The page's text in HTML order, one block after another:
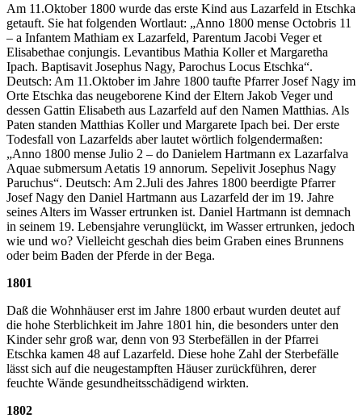
Am 11.Oktober 1800 wurde das erste Kind aus Lazarfeld in Etschka
getauft. Sie hat folgenden Wortlaut: „Anno 1800 mense Octobris 11
– a Infantem Mathiam ex Lazarfeld, Parentum Jacobi Veger et
Elisabethae conjungis. Levantibus Mathia Koller et Margaretha
Ipach. Baptisavit Josephus Nagy, Parochus Locus Etschka“.
Deutsch: Am 11.Oktober im Jahre 1800 taufte Pfarrer Josef Nagy im
Orte Etschka das neugeborene Kind der Eltern Jakob Veger und
dessen Gattin Elisabeth aus Lazarfeld auf den Namen Matthias. Als
Paten standen Matthias Koller und Margarete Ipach bei. Der erste
Todesfall von Lazarfelds aber lautet wörtlich folgendermaßen:
„Anno 1800 mense Julio 2 – do Danielem Hartmann ex Lazarfalva
Aquae submersum Aetatis 19 annorum. Sepelivit Josephus Nagy
Paruchus“. Deutsch: Am 2.Juli des Jahres 1800 beerdigte Pfarrer
Josef Nagy den Daniel Hartmann aus Lazarfeld der im 19. Jahre
seines Alters im Wasser ertrunken ist. Daniel Hartmann ist demnach
in seinem 19. Lebensjahre verunglückt, im Wasser ertrunken, jedoch
wie und wo? Vielleicht geschah dies beim Graben eines Brunnens
oder beim Baden der Pferde in der Bega.
1801
Daß die Wohnhäuser erst im Jahre 1800 erbaut wurden deutet auf
die hohe Sterblichkeit im Jahre 1801 hin, die besonders unter den
Kinder sehr groß war, denn von 93 Sterbefällen in der Pfarrei
Etschka kamen 48 auf Lazarfeld. Diese hohe Zahl der Sterbefälle
lässt sich auf die neugestampften Häuser zurückführen, derer
feuchte Wände gesundheitsschädigend wirkten.
1802